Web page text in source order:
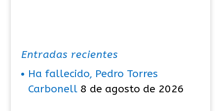
Entradas recientes
Ha fallecido, Pedro Torres
Carbonell 8 de agosto de 2026